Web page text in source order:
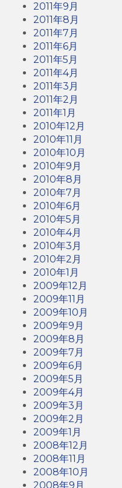
2011年9月
2011年8月
2011年7月
2011年6月
2011年5月
2011年4月
2011年3月
2011年2月
2011年1月
2010年12月
2010年11月
2010年10月
2010年9月
2010年8月
2010年7月
2010年6月
2010年5月
2010年4月
2010年3月
2010年2月
2010年1月
2009年12月
2009年11月
2009年10月
2009年9月
2009年8月
2009年7月
2009年6月
2009年5月
2009年4月
2009年3月
2009年2月
2009年1月
2008年12月
2008年11月
2008年10月
2008年9月